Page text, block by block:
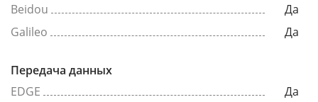
Beidou
Да
Galileo
Да
Передача данных
EDGE
Да